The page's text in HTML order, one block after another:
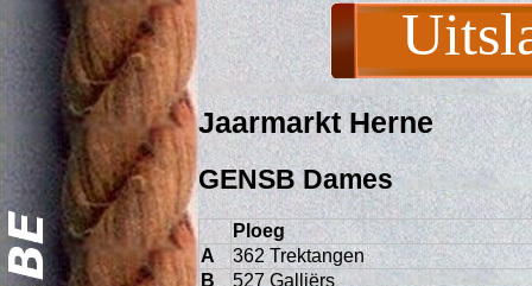
Jaarmarkt Herne
GENSB Dames
Ploeg
A
362 Trektangen
B
527 Galliërs